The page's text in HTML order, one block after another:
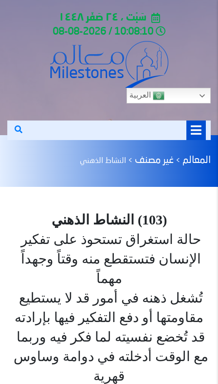
سَبْت ، ٢٤ صَفَر ١٤٤٨
العربية
المعالم > غير مصنف > النشاط الذهني
(103) النشاط الذهني
حالة استغراق تستحوذ على تفكير
الإنسان فتستقطع منه وقتاً وجهداً
مهماً
تُشغل ذهنه في أمور قد لا يستطيع
مقاومتها أو دفع التفكير فيها بإرادته
قد تُخضع نفسيته لما فكر فيه وربما
مع الوقت أدخلته في دوامة وساوس
قهرية